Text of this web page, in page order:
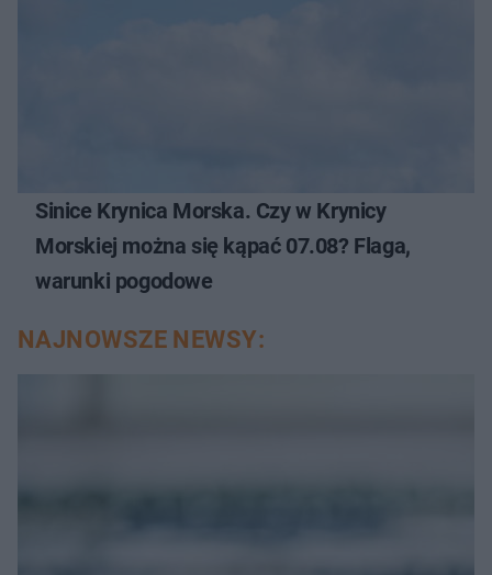
Sinice Krynica Morska. Czy w Krynicy
Morskiej można się kąpać 07.08? Flaga,
warunki pogodowe
NAJNOWSZE NEWSY: